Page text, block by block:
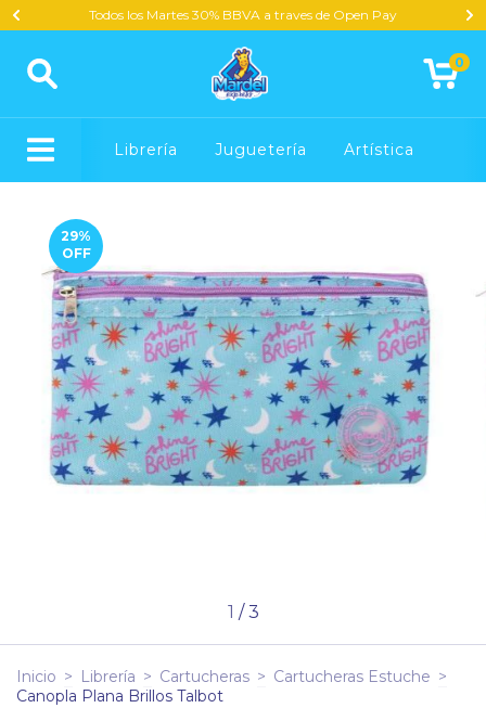
Todos los Martes 30% BBVA a traves de Open Pay
0
Librería Juguetería Artística
29%
OFF
1 /3
Inicio > Librería > Cartucheras > Cartucheras Estuche >
Canopla Plana Brillos Talbot